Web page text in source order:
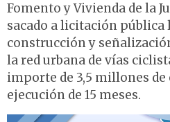
Fomento y Vivienda de la
sacado a licitación pública
construcción y
la red urbana de vías
importe de 3,5 millones de
ejecución de 15 meses.